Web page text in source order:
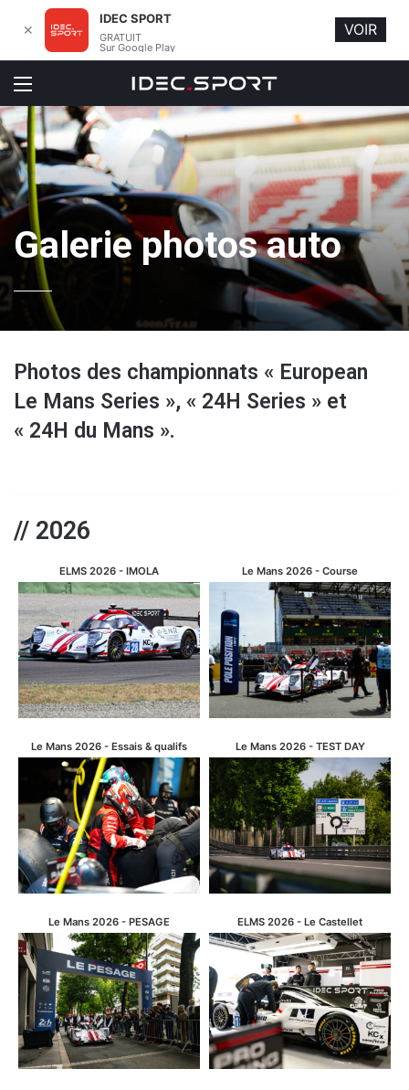
Menu
Galerie photos auto
Photos des championnats « European
Le Mans Series », « 24H Series » et
« 24H du Mans ».
// 2026
ELMS 2026 - IMOLA Le Mans 2026 - Course
Le Mans 2026 - Essais & qualifs Le Mans 2026 - TEST DAY
Le Mans 2026 - PESAGE ELMS 2026 - Le Castellet
✕
IDEC SPORT
GRATUIT
Sur Google Play
VOIR